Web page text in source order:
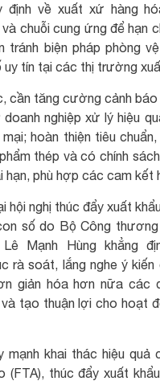
định về xuất xứ hàng
và chuỗi cung ứng để hạn
tránh biện pháp phòng
uy tín tại các thị trường
cần tăng cường cảnh
nghiệp xử lý hiệu
hoàn thiện tiêu chuẩn,
thép và có chính
hạn, phù hợp các cam kết
hội nghị thúc đẩy xuất
số do Bộ Công
Mạnh Hùng khẳng
rà soát, lắng nghe ý kiến
giản hóa hơn nữa các
và tạo thuận lợi cho hoạt
mạnh khai thác hiệu quả
(FTA), thúc đẩy xuất